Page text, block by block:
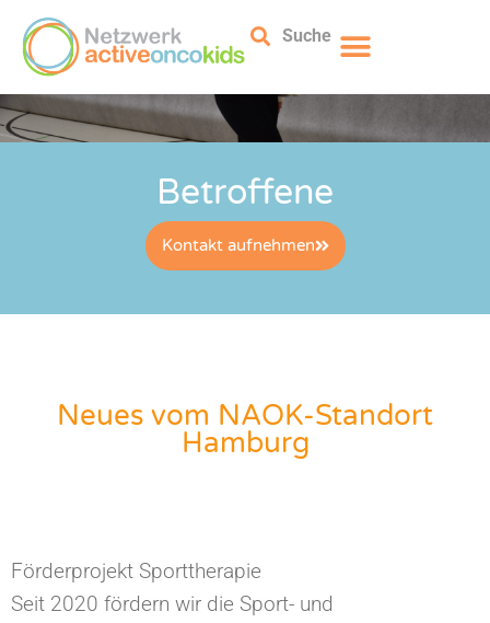
Suche
Betroffene
Kontakt aufnehmen
Neues vom NAOK-Standort
Hamburg
Förderprojekt Sporttherapie
Seit 2020 fördern wir die Sport- und